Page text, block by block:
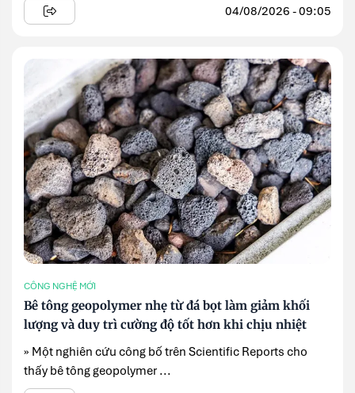
04/08/2026 - 09:05
CÔNG NGHỆ MỚI
Bê tông geopolymer nhẹ từ đá bọt làm giảm khối
lượng và duy trì cường độ tốt hơn khi chịu nhiệt
» Một nghiên cứu công bố trên Scientific Reports cho
thấy bê tông geopolymer ...